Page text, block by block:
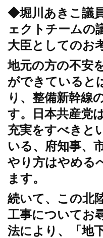
◆堀川あきこ議
ェクトチームの
大臣としてのお
地元の方の不安
ができていると
り、整備新幹線
す。日本共産党
充実をすべきと
いる、府知事、
やり方はやめる
ます。
続いて、この北
工事についてお
法により、「地